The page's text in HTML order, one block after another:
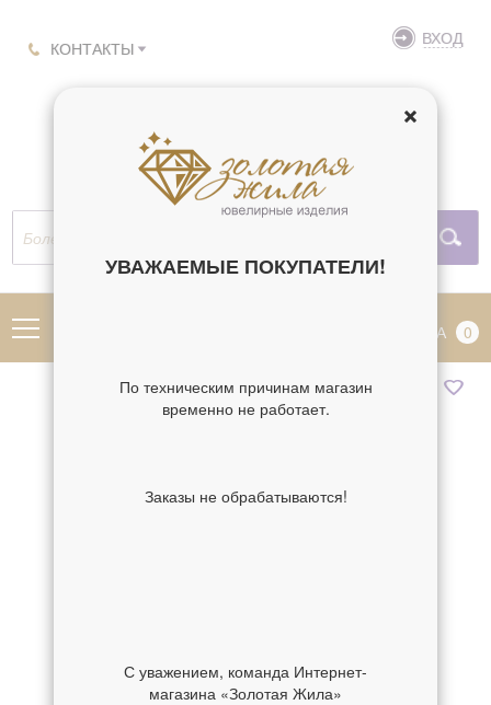
КОНТАКТЫ ВХОД
КОРЗИНА 0
УВАЖАЕМЫЕ ПОКУПАТЕЛИ!
По техническим причинам магазин
временно не работает.
Заказы не обрабатываются!
С уважением, команда Интернет-
магазина «Золотая Жила»